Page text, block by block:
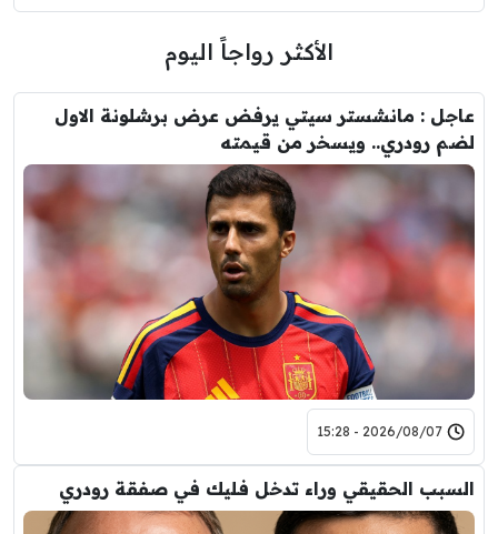
الأكثر رواجاً اليوم
عاجل : مانشستر سيتي يرفض عرض برشلونة الاول
لضم رودري.. ويسخر من قيمته
2026/08/07 - 15:28
السبب الحقيقي وراء تدخل فليك في صفقة رودري